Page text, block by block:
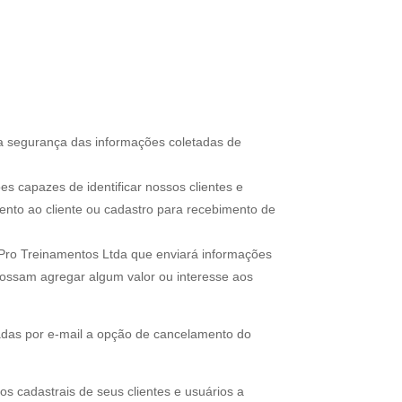
das informações coletadas de
capazes de identificar nossos clientes e
ao cliente ou cadastro para recebimento de
Treinamentos Ltda que enviará informações
agregar algum valor ou interesse aos
por e-mail a opção de cancelamento do
cadastrais de seus clientes e usuários a